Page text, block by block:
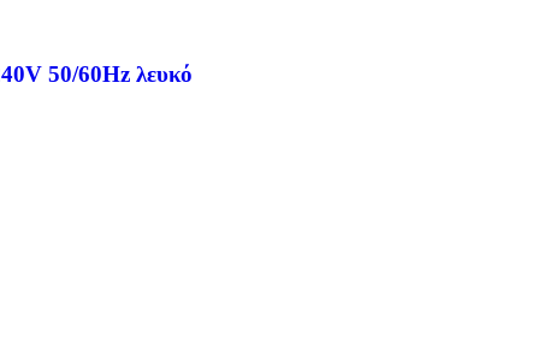
50/60Hz λευκό